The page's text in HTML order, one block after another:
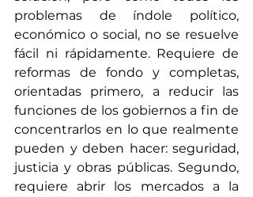
problemas de índole político,
económico o social, no se resuelve
fácil ni rápidamente. Requiere de
reformas de fondo y completas,
orientadas primero, a reducir las
funciones de los gobiernos a fin de
concentrarlos en lo que realmente
pueden y deben hacer: seguridad,
justicia y obras públicas. Segundo,
requiere abrir los mercados a la